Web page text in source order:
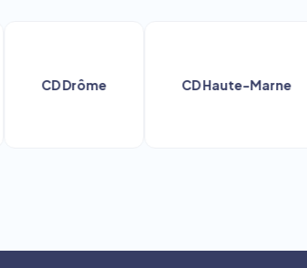
CD Drôme CD Haute-Marne